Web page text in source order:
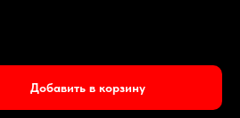
Добавить в корзину